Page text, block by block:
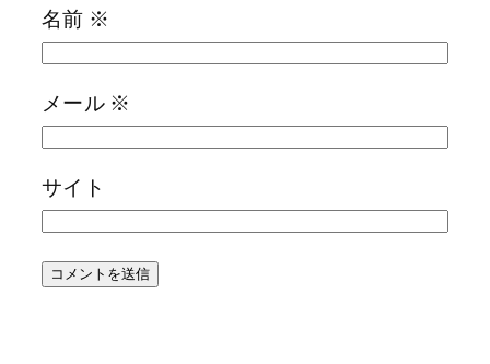
名前 ※
メール ※
サイト